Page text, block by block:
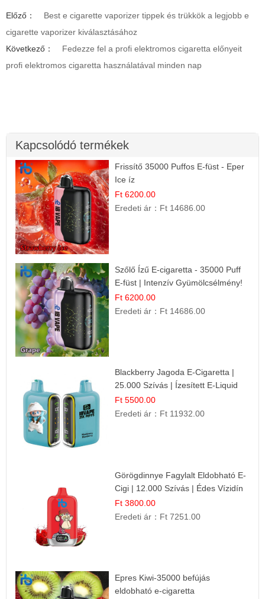
Előző：
Best e cigarette vaporizer tippek és trükkök a legjobb e
cigarette vaporizer kiválasztásához
Következő：
Fedezze fel a profi elektromos cigaretta előnyeit
profi elektromos cigaretta használatával minden nap
Kapcsolódó termékek
Frissítő 35000 Puffos E-füst - Eper
Ice íz
Ft 6200.00
Eredeti ár： Ft 14686.00
Szőlő Ízű E-cigaretta - 35000 Puff
E-füst | Intenzív Gyümölcsélmény!
Ft 6200.00
Eredeti ár： Ft 14686.00
Blackberry Jagoda E-Cigaretta |
25.000 Szívás | Ízesített E-Liquid
Ft 5500.00
Eredeti ár： Ft 11932.00
Görögdinnye Fagylalt Eldobható E-
Cigi | 12.000 Szívás | Édes Vízidín
Íz
Ft 3800.00
Eredeti ár： Ft 7251.00
Epres Kiwi-35000 befújás
eldobható e-cigaretta